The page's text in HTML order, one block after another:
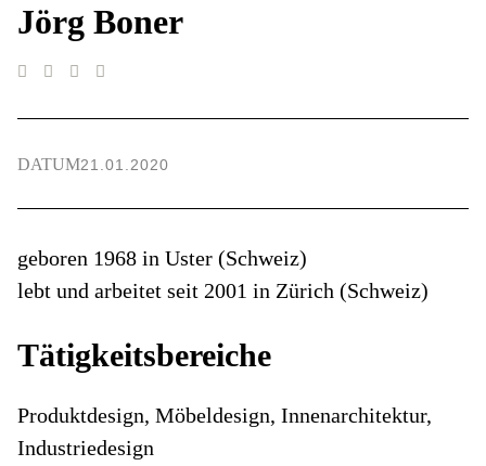
Jörg Boner
DATUM21.01.2020
geboren 1968 in Uster (Schweiz)
lebt und arbeitet seit 2001 in Zürich (Schweiz)
Tätigkeitsbereiche
Produktdesign, Möbeldesign, Innenarchitektur,
Industriedesign